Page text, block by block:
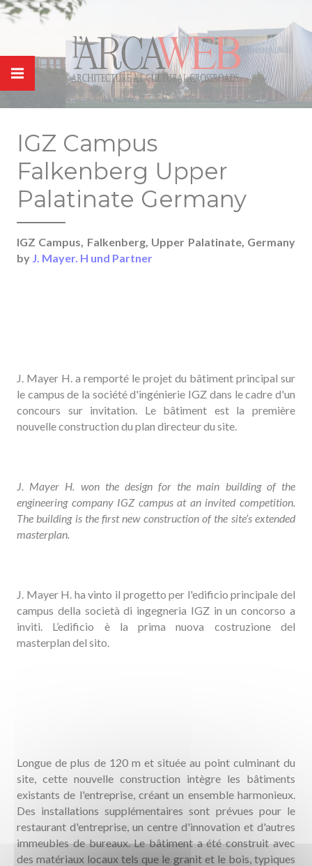
IGZ Campus
Falkenberg Upper
Palatinate Germany
IGZ Campus, Falkenberg, Upper Palatinate, Germany
by J. Mayer. H und Partner
J. Mayer H. a remporté le projet du bâtiment principal sur
le campus de la société d'ingénierie IGZ dans le cadre d'un
concours sur invitation. Le bâtiment est la première
nouvelle construction du plan directeur du site.
J. Mayer H. won the design for the main building of the
engineering company IGZ campus at an invited competition.
The building is the first new construction of the site’s extended
masterplan.
J. Mayer H. ha vinto il progetto per l'edificio principale del
campus della società di ingegneria IGZ in un concorso a
inviti. L’edificio è la prima nuova costruzione del
masterplan del sito.
Longue de plus de 120 m et située au point culminant du
site, cette nouvelle construction intègre les bâtiments
existants de l'entreprise, créant un ensemble harmonieux.
Des installations supplémentaires sont prévues pour le
restaurant d'entreprise, un centre d'innovation et d'autres
immeubles de bureaux. Le bâtiment a été construit avec
des matériaux locaux tels que le granit et le bois, typiques
Panneau de gestion des cookies